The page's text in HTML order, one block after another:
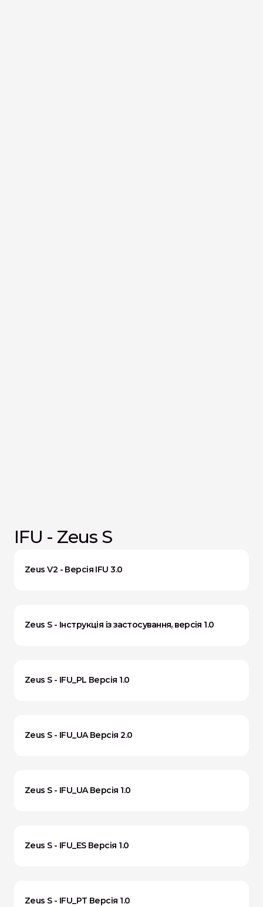
IFU - Zeus S
Zeus V2 - Версія IFU 3.0
Zeus S - Інструкція із застосування, версія 1.0
Zeus S - IFU_PL Версія 1.0
Zeus S - IFU_UA Версія 2.0
Zeus S - IFU_UA Версія 1.0
Zeus S - IFU_ES Версія 1.0
Zeus S - IFU_PT Версія 1.0